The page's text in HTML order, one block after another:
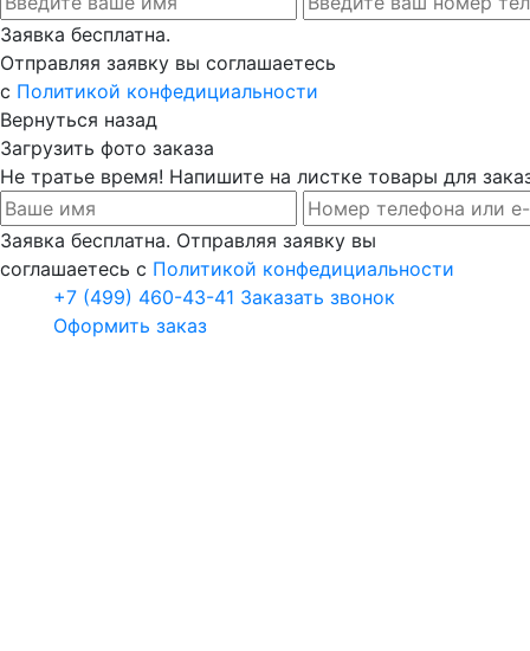
Заявка бесплатна.
Отправляя заявку вы соглашаетесь
с Политикой конфедициальности
Вернуться назад
Загрузить фото заказа
Не тратье время! Напишите на листке товары для
Заявка бесплатна. Отправляя заявку вы
соглашаетесь с Политикой конфедициальности
+7 (499) 460-43-41 Заказать звонок
Оформить заказ